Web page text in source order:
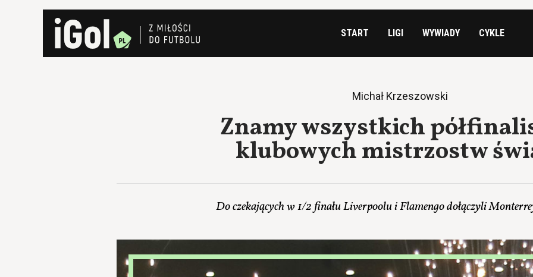
START LIGI WYWIADY CYKLE
Michał Krzeszowski
Znamy wszystkich
klubowych mistrzostw
Do czekających w 1/2 finału Liverpoolu i Flamengo dołączyli